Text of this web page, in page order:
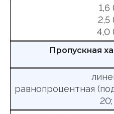
1,6
2,5
4,0
Пропускная
равнопроцентная